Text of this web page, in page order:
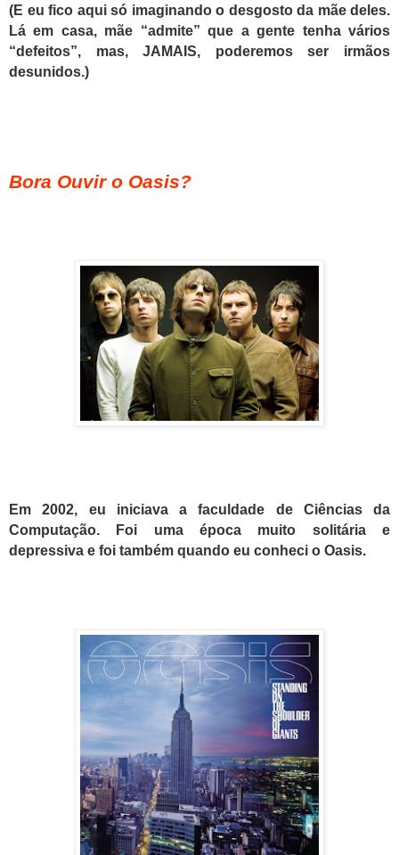
(E eu fico aqui só imaginando o desgosto da mãe deles.
Lá em casa, mãe “admite” que a gente tenha vários
“defeitos”, mas, JAMAIS, poderemos ser irmãos
desunidos.)
Bora Ouvir o Oasis?
Em 2002, eu iniciava a faculdade de Ciências da
Computação. Foi uma época muito solitária e
depressiva e foi também quando eu conheci o Oasis.